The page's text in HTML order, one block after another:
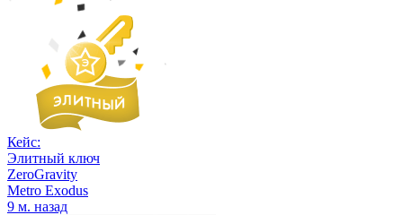
Кейс:
Элитный ключ
ZeroGravity
Metro Exodus
9 м. назад